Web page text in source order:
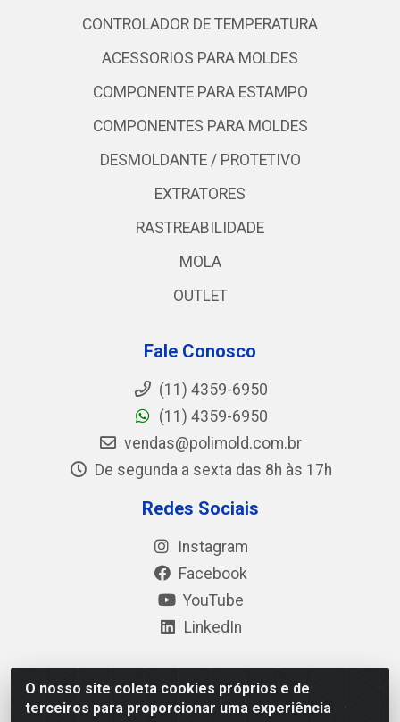
O nosso site coleta cookies próprios e de
terceiros para proporcionar uma experiência
CONTROLADOR DE TEMPERATURA
ACESSORIOS PARA MOLDES
COMPONENTE PARA ESTAMPO
COMPONENTES PARA MOLDES
DESMOLDANTE / PROTETIVO
EXTRATORES
RASTREABILIDADE
MOLA
OUTLET
Fale Conosco
(11) 4359-6950
(11) 4359-6950
vendas@polimold.com.br
De segunda a sexta das 8h às 17h
Redes Sociais
Instagram
Facebook
YouTube
LinkedIn
Polimold Industrial Ltda - Estrada dos Casa, 4585 – São